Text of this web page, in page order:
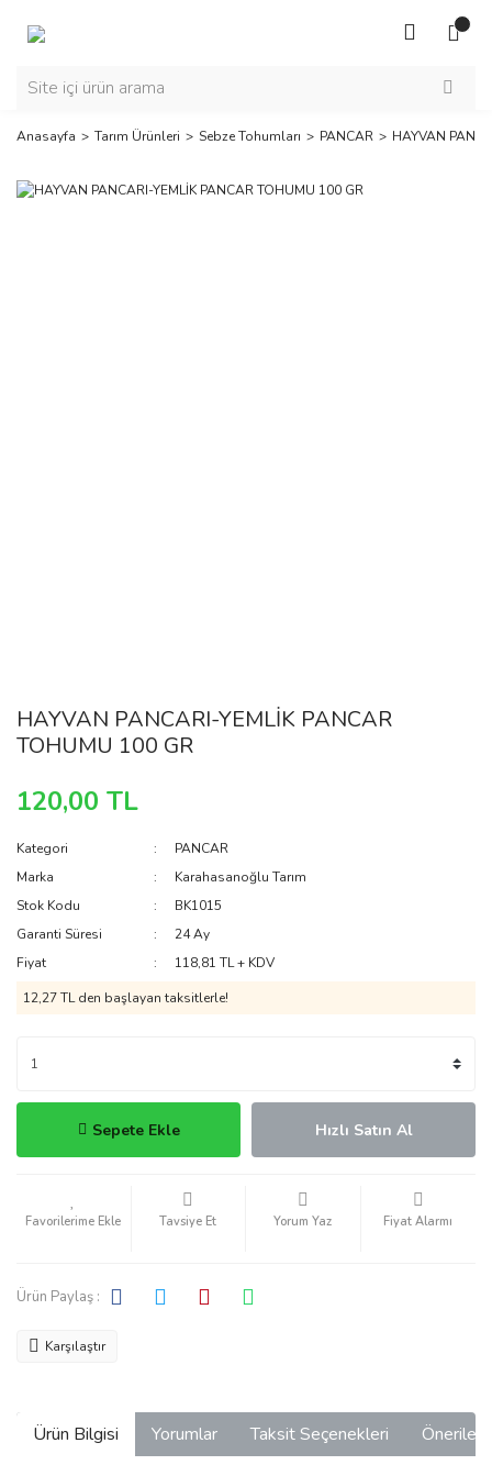
Anasayfa Tarım Ürünleri Sebze Tohumları PANCAR HAYVAN
HAYVAN PANCARI-YEMLİK PANCAR
TOHUMU 100 GR
120,00 TL
Kategori
PANCAR
Marka
Karahasanoğlu Tarım
Stok Kodu
BK1015
Garanti Süresi
24 Ay
Fiyat
118,81 TL + KDV
12,27 TL den başlayan taksitlerle!
Sepete Ekle Hızlı Satın Al
Tavsiye Et Yorum Yaz Fiyat Alarmı
Ürün Paylaş :
Karşılaştır
Ürün Bilgisi Yorumlar Taksit Seçenekleri